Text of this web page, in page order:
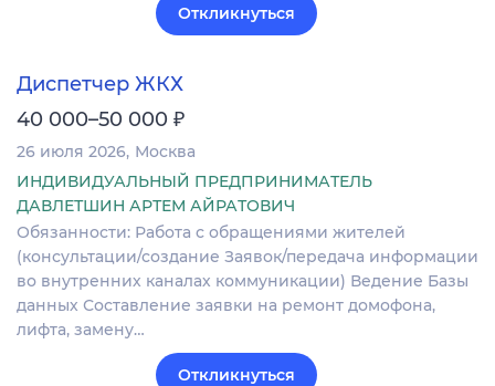
Откликнуться
Диспетчер ЖКХ
40 000–50 000 ₽
26 июля 2026 Москва
ИНДИВИДУАЛЬНЫЙ ПРЕДПРИНИМАТЕЛЬ
ДАВЛЕТШИН АРТЕМ АЙРАТОВИЧ
Обязанности: Работа с обращениями жителей
(консультации/создание Заявок/передача информации
во внутренних каналах коммуникации) Ведение Базы
данных Составление заявки на ремонт домофона,
лифта, замену…
Откликнуться